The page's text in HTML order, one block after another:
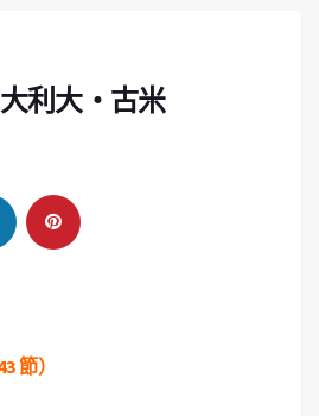
大利大‧古米
節）